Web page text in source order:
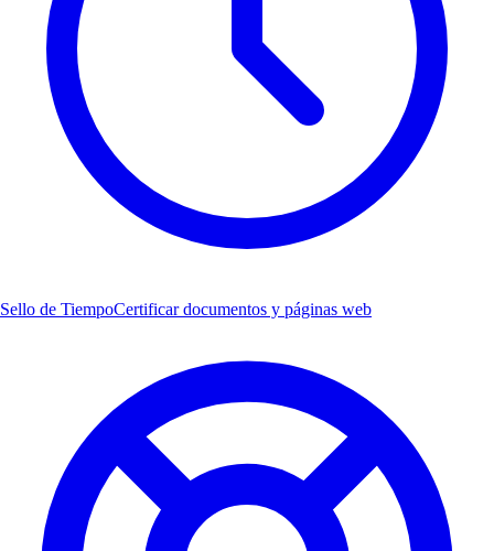
Sello de TiempoCertificar documentos y páginas web